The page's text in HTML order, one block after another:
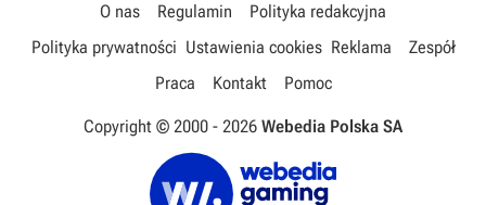
O nas Regulamin
Polityka redakcyjna
Polityka prywatności Ustawienia cookies Reklama
Zespół
Praca
Kontakt Pomoc
Copyright © 2000 - 2026 Webedia Polska SA